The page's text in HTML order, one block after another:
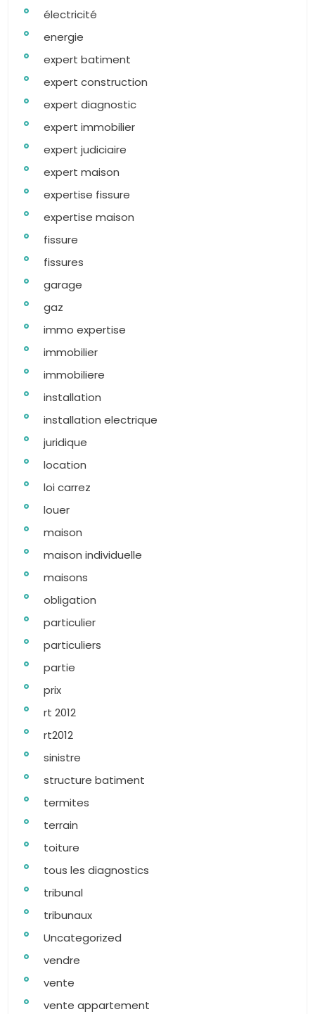
électricité
energie
expert batiment
expert construction
expert diagnostic
expert immobilier
expert judiciaire
expert maison
expertise fissure
expertise maison
fissure
fissures
garage
gaz
immo expertise
immobilier
immobiliere
installation
installation electrique
juridique
location
loi carrez
louer
maison
maison individuelle
maisons
obligation
particulier
particuliers
partie
prix
rt 2012
rt2012
sinistre
structure batiment
termites
terrain
toiture
tous les diagnostics
tribunal
tribunaux
Uncategorized
vendre
vente
vente appartement